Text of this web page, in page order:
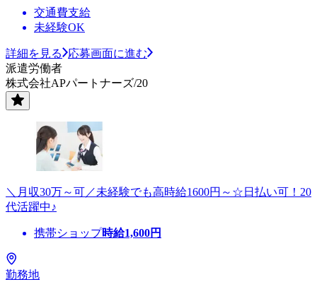
交通費支給
未経験OK
詳細を見る
応募画面に進む
派遣労働者
株式会社APパートナーズ/20
＼月収30万～可／未経験でも高時給1600円～☆日払い可！20
代活躍中♪
携帯ショップ時給1,600円
勤務地